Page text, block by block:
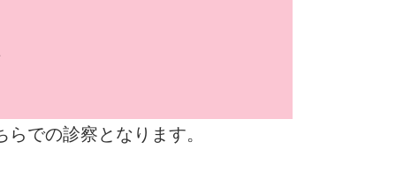
らでの診察となります。